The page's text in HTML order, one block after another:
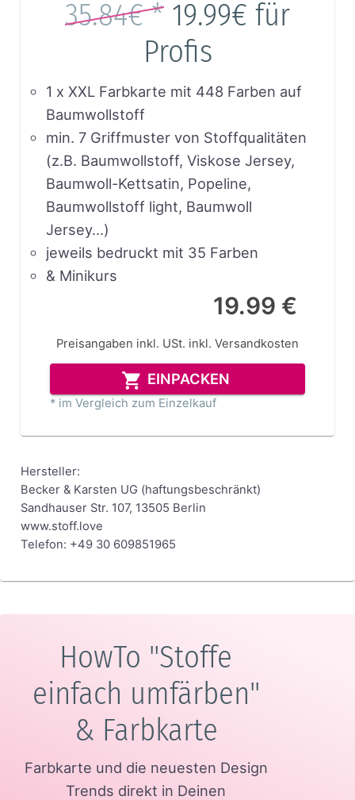
35.84€ * 19.99€ für
Profis
1 x XXL Farbkarte mit 448 Farben auf
Baumwollstoff
min. 7 Griffmuster von Stoffqualitäten
(z.B. Baumwollstoff, Viskose Jersey,
Baumwoll-Kettsatin, Popeline,
Baumwollstoff light, Baumwoll
Jersey…)
jeweils bedruckt mit 35 Farben
& Minikurs
19.99 €
Preisangaben inkl. USt. inkl. Versandkosten
EINPACKEN
* im Vergleich zum Einzelkauf
Hersteller:
Becker & Karsten UG (haftungsbeschränkt)
Sandhauser Str. 107, 13505 Berlin
www.stoff.love
Telefon: +49 30 609851965
HowTo "Stoffe
einfach umfärben"
& Farbkarte
Farbkarte und die neuesten Design
Trends direkt in Deinen